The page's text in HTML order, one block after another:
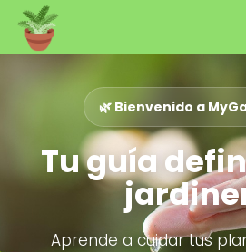
🌿 Bienvenido a
Tu guía
Aprende a cuidar tus